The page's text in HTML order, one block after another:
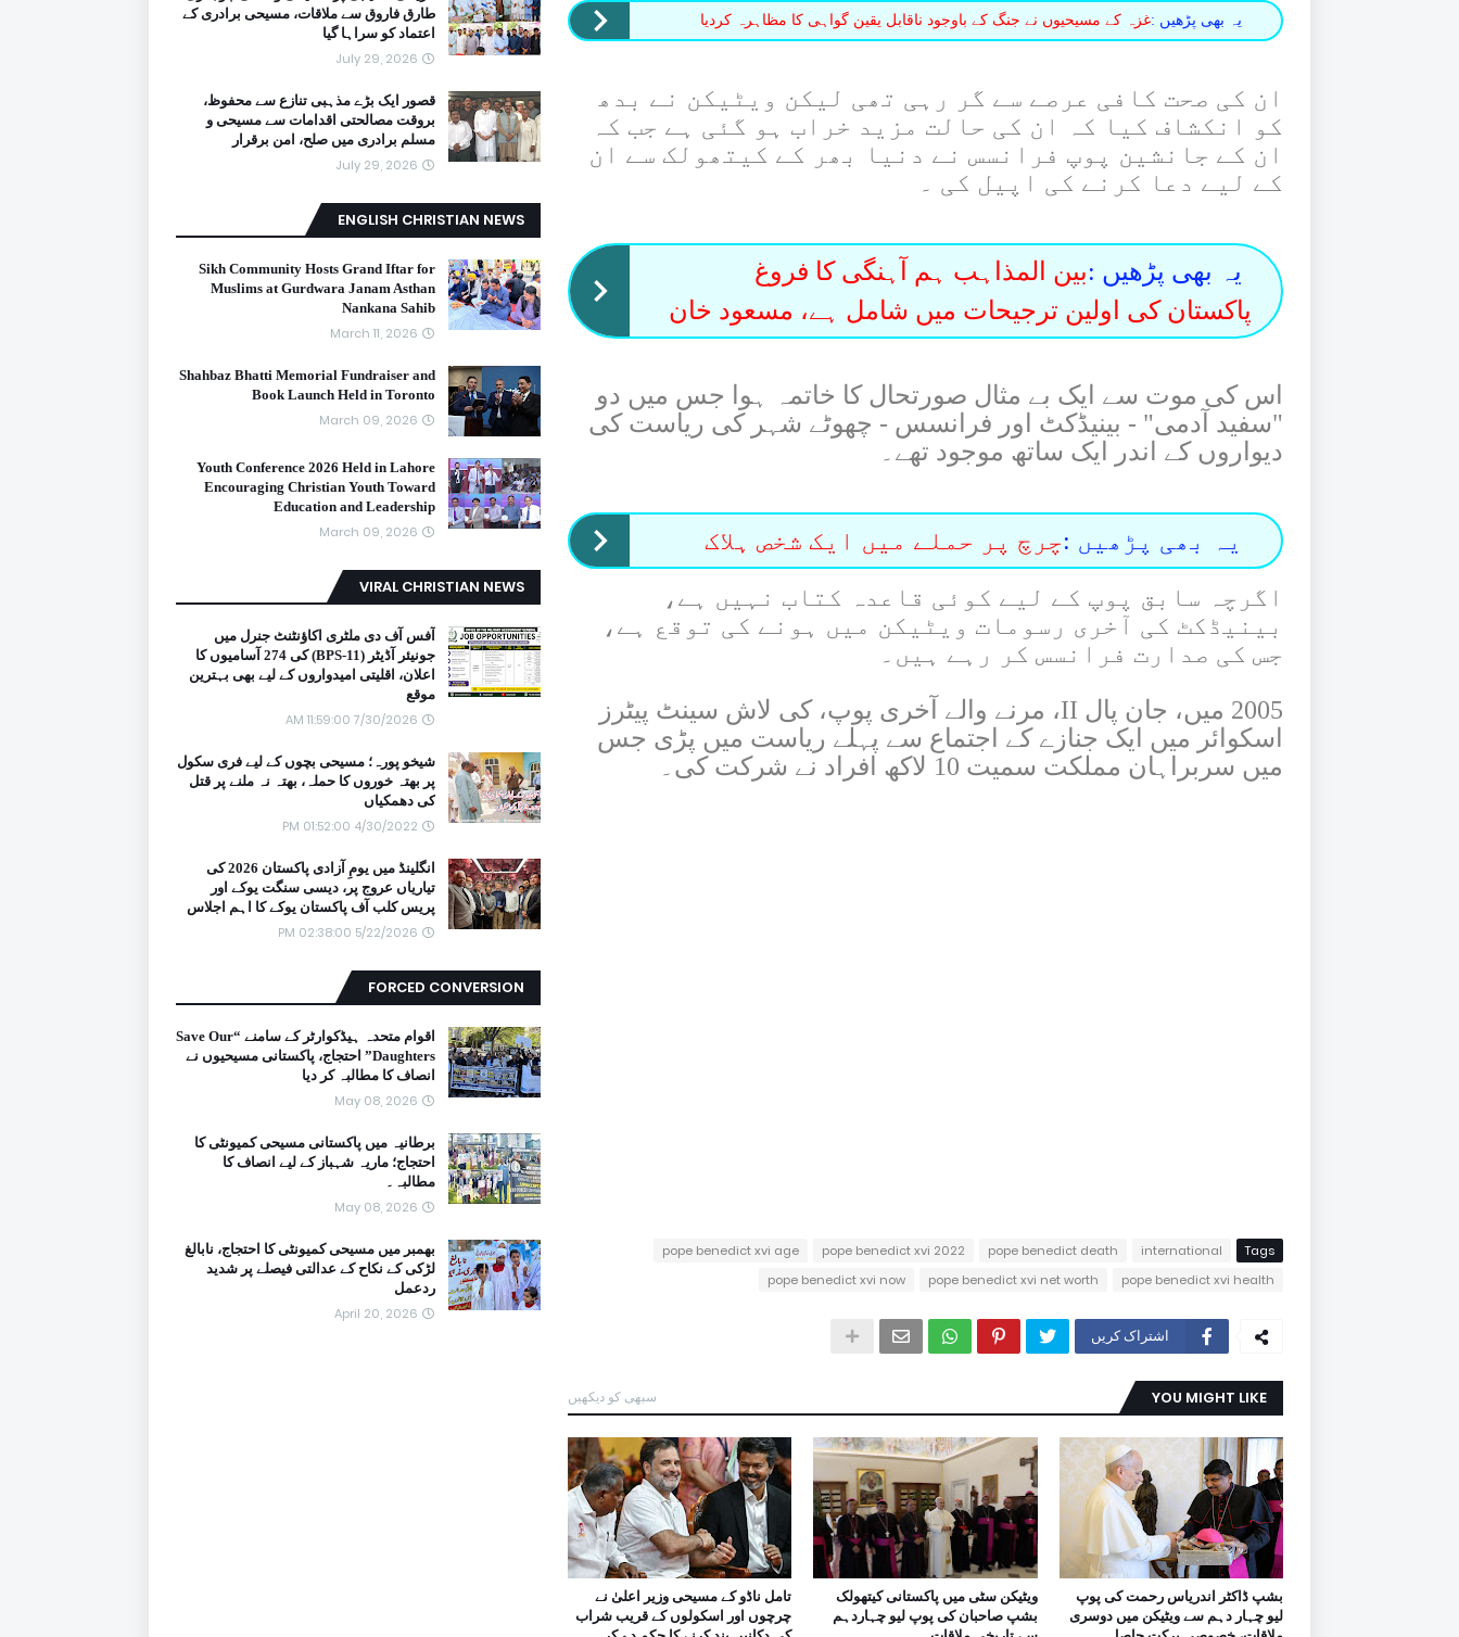
یہ بھی پڑھیں :غزہ کے مسیحیوں نے جنگ کے باوجود ناقابل یقین گواہی کا مظاہرہ کردیا
ان کی صحت کافی عرصے سے گر رہی تھی لیکن ویٹیکن نے بدھ
کو انکشاف کیا کہ ان کی حالت مزید خراب ہو گئی ہے جب کہ
ان کے جانشین پوپ فرانسس نے دنیا بھر کے کیتھولک سے ان
کے لیے دعا کرنے کی اپیل کی ۔
یہ بھی پڑھیں :بین المذاہب ہم آہنگی کا فروغ
پاکستان کی اولین ترجیحات میں شامل ہے، مسعود خان
اس کی موت سے ایک بے مثال صورتحال کا خاتمہ ہوا جس میں دو
"سفید آدمی" - بینیڈکٹ اور فرانسس - چھوٹے شہر کی ریاست کی
دیواروں کے اندر ایک ساتھ موجود تھے۔
یہ بھی پڑھیں :چرچ پر حملے میں ایک شخص ہلاک
اگرچہ سابق پوپ کے لیے کوئی قاعدہ کتاب نہیں ہے،
بینیڈکٹ کی آخری رسومات ویٹیکن میں ہونے کی توقع ہے،
جس کی صدارت فرانسس کر رہے ہیں۔
2005 میں، جان پال II، مرنے والے آخری پوپ، کی لاش سینٹ پیٹرز
اسکوائر میں ایک جنازے کے اجتماع سے پہلے ریاست میں پڑی جس
میں سربراہان مملکت سمیت 10 لاکھ افراد نے شرکت کی۔
Tags
international
pope benedict death
pope benedict xvi 2022
pope benedict xvi age
pope benedict xvi health
pope benedict xvi net worth
pope benedict xvi now
اشتراک کریں
YOU MIGHT LIKE سبھی کو دیکھیں
بشپ ڈاکٹر اندریاس رحمت کی پوپ
لیو چہار دہم سے ویٹیکن میں دوسری
ویٹیکن سٹی میں پاکستانی کیتھولک
بشپ صاحبان کی پوپ لیو چہاردہم
تامل ناڈو کے مسیحی وزیر اعلیٰ نے
چرچوں اور اسکولوں کے قریب شراب
طارق فاروق سے ملاقات، مسیحی برادری کے
اعتماد کو سراہا گیا
July 29, 2026
قصور ایک بڑے مذہبی تنازع سے محفوظ،
بروقت مصالحتی اقدامات سے مسیحی و
مسلم برادری میں صلح، امن برقرار
July 29, 2026
ENGLISH CHRISTIAN NEWS
Sikh Community Hosts Grand Iftar for
Muslims at Gurdwara Janam Asthan
Nankana Sahib
March 11, 2026
Shahbaz Bhatti Memorial Fundraiser and
Book Launch Held in Toronto
March 09, 2026
Youth Conference 2026 Held in Lahore
Encouraging Christian Youth Toward
Education and Leadership
March 09, 2026
VIRAL CHRISTIAN NEWS
آفس آف دی ملٹری اکاؤنٹنٹ جنرل میں
جونیئر آڈیٹر (BPS-11) کی 274 آسامیوں کا
اعلان، اقلیتی امیدواروں کے لیے بھی بہترین
موقع
7/30/2026 11:59:00 AM
شیخو پورہ؛ مسیحی بچوں کے لیے فری سکول
پر بھتہ خوروں کا حملہ، بھتہ نہ ملنے پر قتل
کی دھمکیاں
4/30/2022 01:52:00 PM
انگلینڈ میں یومِ آزادی پاکستان 2026 کی
تیاریاں عروج پر، دیسی سنگت یوکے اور
پریس کلب آف پاکستان یوکے کا اہم اجلاس
5/22/2026 02:38:00 PM
FORCED CONVERSION
اقوام متحدہ ہیڈکوارٹر کے سامنے “Save Our
Daughters” احتجاج، پاکستانی مسیحیوں نے
انصاف کا مطالبہ کر دیا
May 08, 2026
برطانیہ میں پاکستانی مسیحی کمیونٹی کا
احتجاج؛ ماریہ شہباز کے لیے انصاف کا
مطالبہ۔
May 08, 2026
بھمبر میں مسیحی کمیونٹی کا احتجاج، نابالغ
لڑکی کے نکاح کے عدالتی فیصلے پر شدید
ردعمل
April 20, 2026